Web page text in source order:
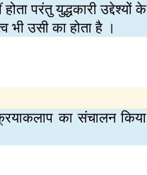
परंतु युद्धकारी उद्देश्यों के
भी उसी का होता है ।
का संचालन किया